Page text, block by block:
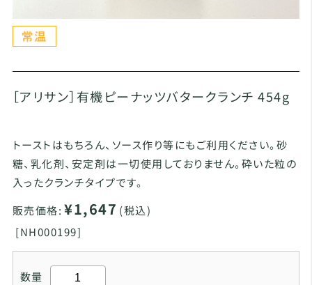
［アリサン］有機ピーナッツバタークランチ 454g
トーストはもちろん、ソース作り等にもご利用ください。砂
糖、乳化剤、安定剤は一切使用しておりません。砕いた粒の
入ったクランチタイプです。
販売価格: ¥1,647 (税込)
[NH000199]
数量